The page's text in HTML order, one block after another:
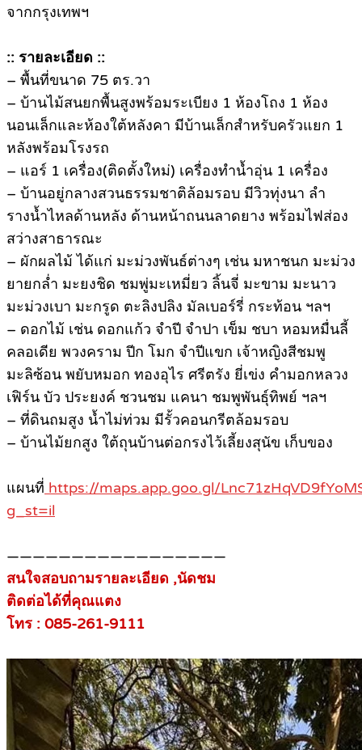
จากกรุงเทพฯ
:: รายละเอียด ::
– พื้นที่ขนาด 75 ตร.วา
– บ้านไม้สนยกพื้นสูงพร้อมระเบียง 1 ห้องโถง 1 ห้อง
นอนเล็กและห้องใต้หลังคา มีบ้านเล็กสำหรับครัวแยก 1
หลังพร้อมโรงรถ
– แอร์ 1 เครื่อง(ติดตั้งใหม่) เครื่องทำน้ำอุ่น 1 เครื่อง
– บ้านอยู่กลางสวนธรรมชาติล้อมรอบ มีวิวทุ่งนา ลำ
รางน้ำไหลด้านหลัง ด้านหน้าถนนลาดยาง พร้อมไฟส่อง
สว่างสาธารณะ
– ผักผลไม้ ได้แก่ มะม่วงพันธ์ต่างๆ เช่น มหาชนก มะม่วง
ยายกล่ำ มะยงชิด ชมพู่มะเหมี่ยว ลิ้นจี่ มะขาม มะนาว
มะม่วงเบา มะกรูด ตะลิงปลิง มัลเบอร์รี่ กระท้อน ฯลฯ
– ดอกไม้ เช่น ดอกแก้ว จำปี จำปา เข็ม ชบา หอมหมื่นลี้
คลอเดีย พวงคราม ปีก โมก จำปีแขก เจ้าหญิงสีชมพู
มะลิซ้อน พยับหมอก ทองอุไร ศรีตรัง ยี่เข่ง คำมอกหลวง
เฟิร์น บัว ประยงค์ ชวนชม แคนา ชมพูพันธุ์ทิพย์ ฯลฯ
– ที่ดินถมสูง น้ำไม่ท่วม มีรั้วคอนกรีตล้อมรอบ
– บ้านไม้ยกสูง ใต้ถุนบ้านต่อกรงไว้เลี้ยงสุนัข เก็บของ
แผนที่ https://maps.app.goo.gl/
g_st=il
—————————————————
สนใจสอบถามรายละเอียด ,นัดชม
ติดต่อได้ที่คุณแตง
โทร : 085-261-9111